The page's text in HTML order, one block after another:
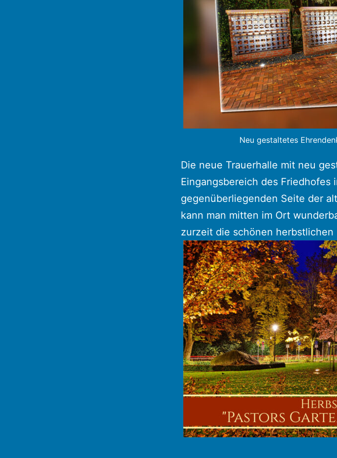
Neu gestaltetes
Die neue Trauerhalle mit neu
Eingangsbereich des
gegenüberliegenden Seite der
kann man mitten im Ort
zurzeit die schönen herbstlichen